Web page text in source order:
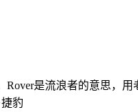
Rover是流浪者的意思，
捷豹